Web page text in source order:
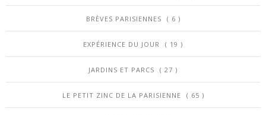
BRÈVES PARISIENNES ( 6 )
EXPÉRIENCE DU JOUR ( 19 )
JARDINS ET PARCS ( 27 )
LE PETIT ZINC DE LA PARISIENNE ( 65 )